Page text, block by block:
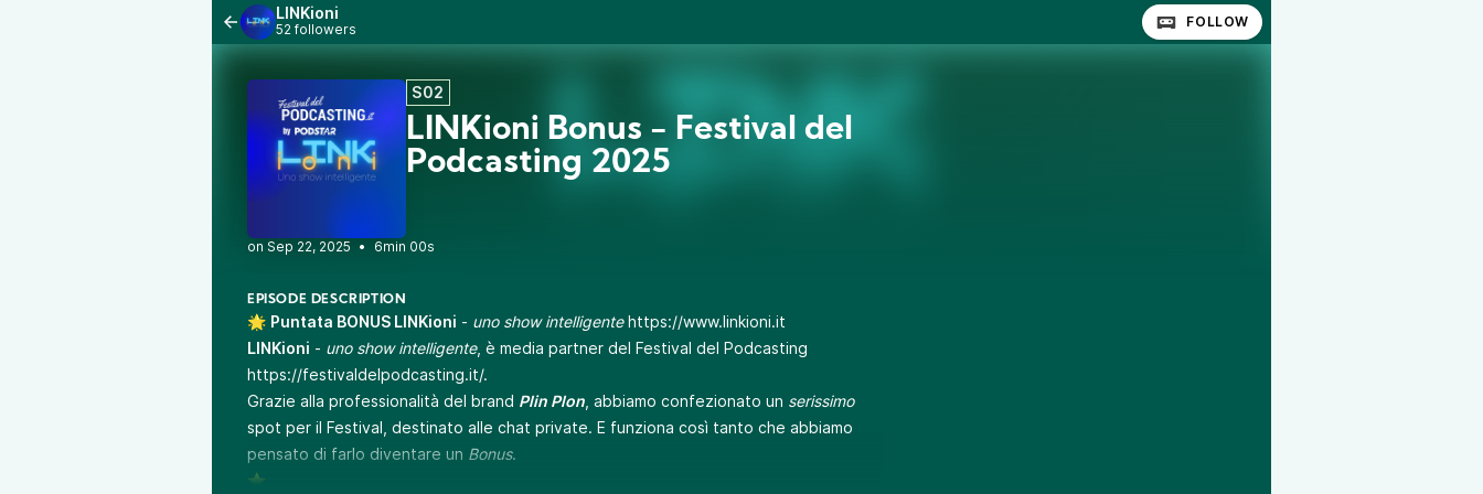
LINKioni
52 followers FOLLOW
S02
LINKioni Bonus - Festival del
Podcasting 2025
• 6min 00s
EPISODE DESCRIPTION
🌟 Puntata BONUS LINKioni - uno show intelligente https://www.linkioni.it
LINKioni - uno show intelligente, è media partner del Festival del Podcasting
https://festivaldelpodcasting.it/.
Grazie alla professionalità del brand Plin Plon , abbiamo confezionato un serissimo
spot per il Festival, destinato alle chat private. E funziona così tanto che abbiamo
pensato di farlo diventare un Bonus.
⭐️